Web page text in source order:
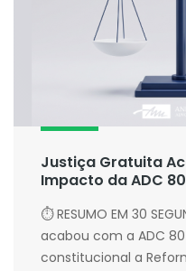
Justiça Gratuita
Impacto da ADC
⏱ RESUMO EM 30
acabou com a ADC 80
constitucional a